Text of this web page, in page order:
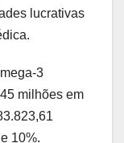
lucrativas
3
milhões em
10%.